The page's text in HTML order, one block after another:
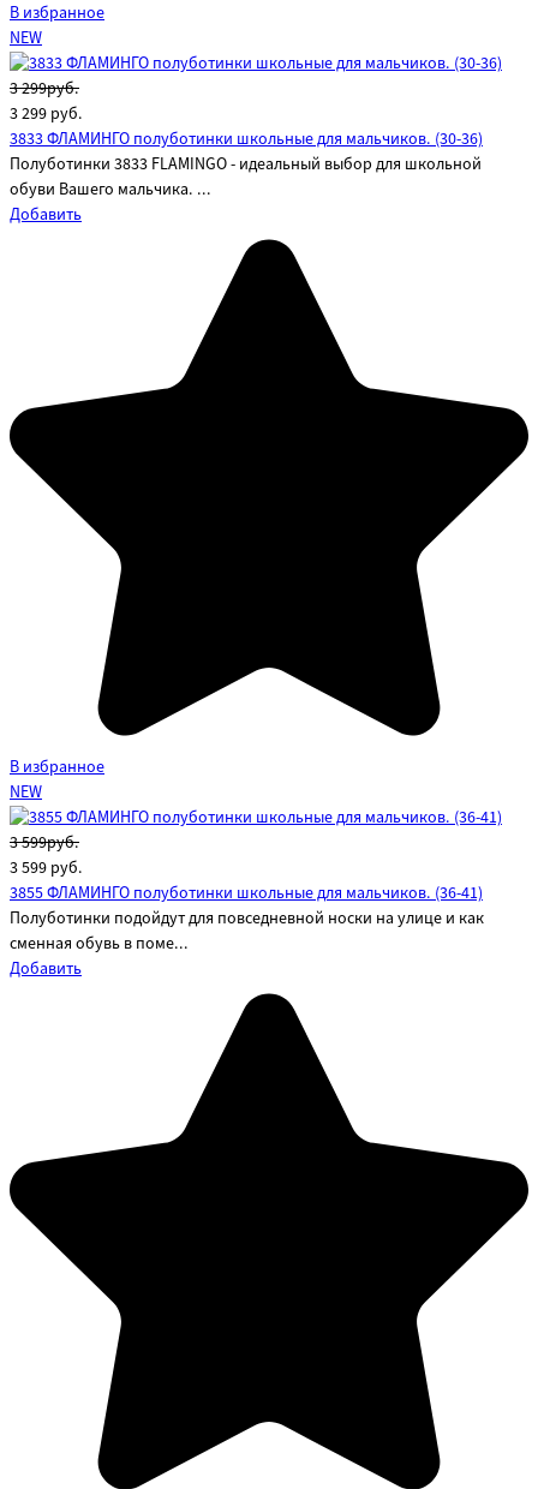
В избранное
NEW
3 299руб.
3 299 руб.
3833 ФЛАМИНГО полуботинки школьные для мальчиков. (30-36)
Полуботинки 3833 FLAMINGO - идеальный выбор для школьной
обуви Вашего мальчика. ...
Добавить
В избранное
NEW
3 599руб.
3 599 руб.
3855 ФЛАМИНГО полуботинки школьные для мальчиков. (36-41)
Полуботинки подойдут для повседневной носки на улице и как
сменная обувь в поме...
Добавить